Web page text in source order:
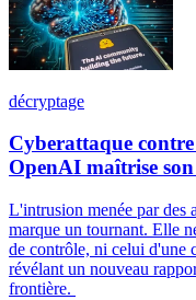
décryptage
Cyberattaque
OpenAI maîtrise
L'intrusion menée par
marque un tournant. Elle
de contrôle, ni celui d'une
révélant un nouveau
frontière.